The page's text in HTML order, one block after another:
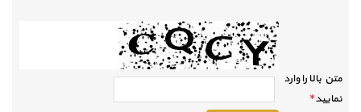
متن بالا را وارد
نماييد*